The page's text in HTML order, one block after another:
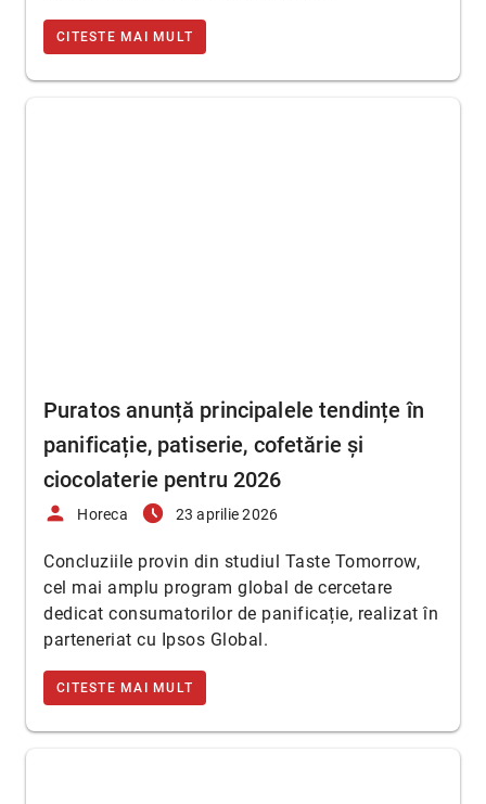
CITESTE MAI MULT
Puratos anunță principalele tendințe în
panificație, patiserie, cofetărie și
ciocolaterie pentru 2026
person Horeca access_time_filled 23 aprilie 2026
Concluziile provin din studiul Taste Tomorrow,
cel mai amplu program global de cercetare
dedicat consumatorilor de panificație, realizat în
parteneriat cu Ipsos Global.
CITESTE MAI MULT